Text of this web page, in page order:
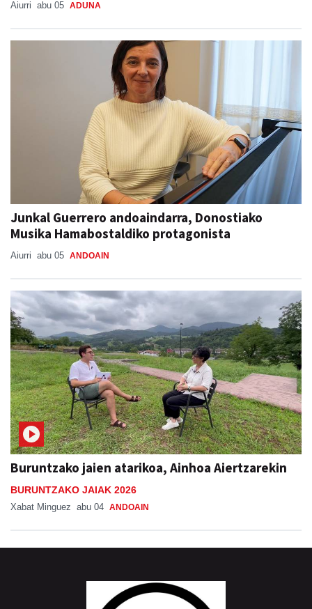
Aiurri abu 05 ADUNA
Junkal Guerrero andoaindarra, Donostiako
Musika Hamabostaldiko protagonista
Aiurri abu 05 ANDOAIN
Buruntzako jaien atarikoa, Ainhoa Aiertzarekin
BURUNTZAKO JAIAK 2026
Xabat Minguez abu 04 ANDOAIN